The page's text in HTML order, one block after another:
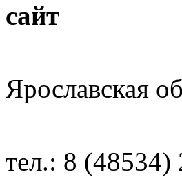
тел.: 8 (48534)